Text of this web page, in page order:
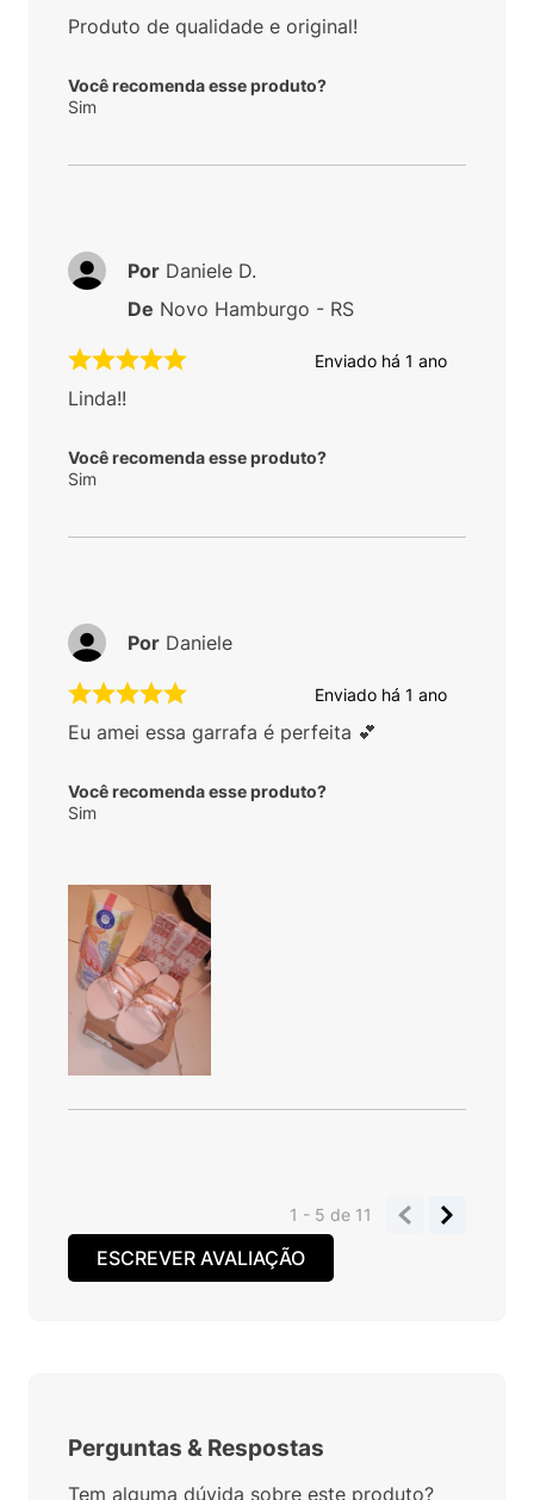
Produto de qualidade e original!
Você recomenda esse produto?
Sim
Enviado há 1 ano
Linda!!
Você recomenda esse produto?
Sim
Por Daniele D.
De Novo Hamburgo - RS
Enviado há 1 ano
Eu amei essa garrafa é perfeita 💕
Você recomenda esse produto?
Sim
Por Daniele
1 - 5de 11
ESCREVER AVALIAÇÃO
Perguntas & Respostas
Tem alguma dúvida sobre este produto?